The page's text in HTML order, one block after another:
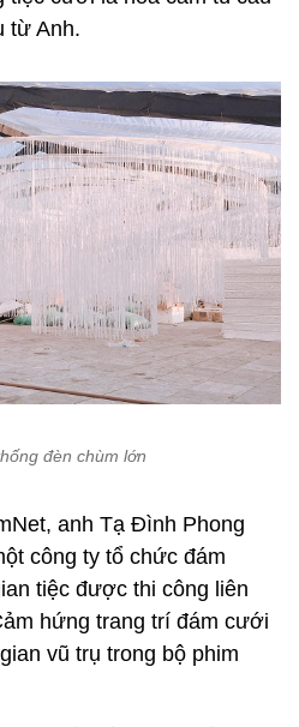
từ Anh.
đèn chùm lớn
anh Tạ Đình Phong
công ty tổ chức đám
tiệc được thi công liên
hứng trang trí đám cưới
vũ trụ trong bộ phim